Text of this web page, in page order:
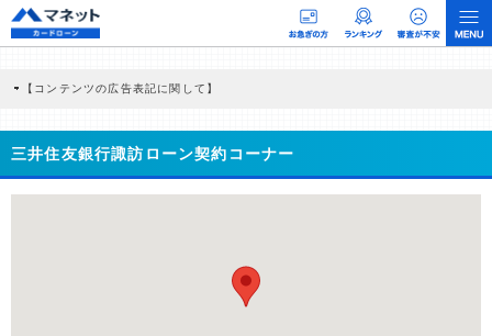
【コンテンツの広告表記に関して】
商品を根拠なくPRするものではなく、当編集部の調査／ユーザーへの口コミ収集な
どに基づき、公平性を担保した情報提供を行っています。
>提携企業一覧
三井住友銀行諏訪ローン契約コーナー